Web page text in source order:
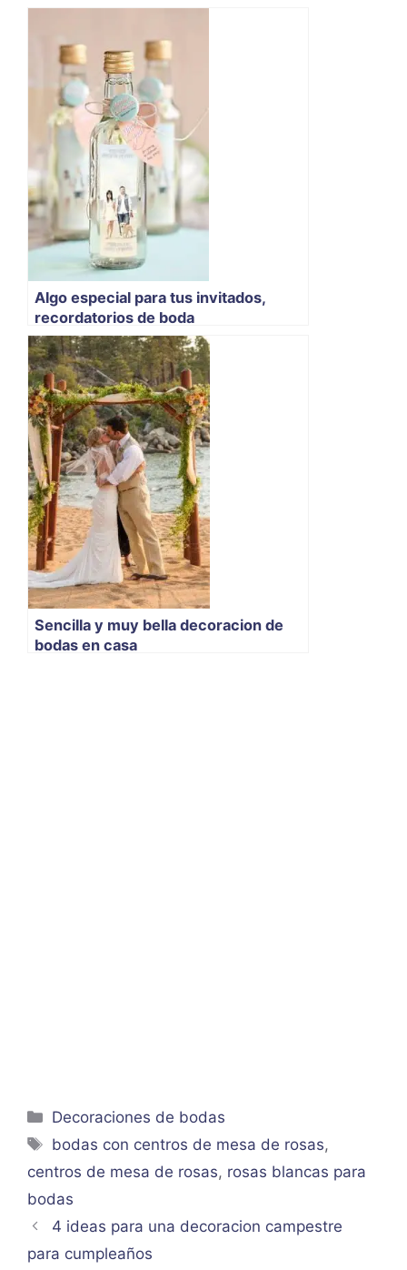
Algo especial para tus invitados,
recordatorios de boda
Sencilla y muy bella decoracion de
bodas en casa
Categorías
Decoraciones de bodas
Etiquetas
bodas con centros de mesa de rosas,
centros de mesa de rosas, rosas blancas para
bodas
4 ideas para una decoracion campestre
para cumpleaños